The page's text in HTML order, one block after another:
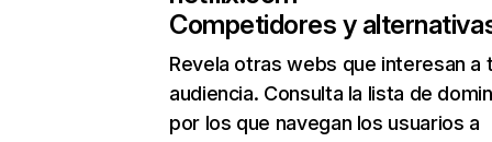
Competidores y
Revela otras webs que interesan a
audiencia. Consulta la lista de
por los que navegan los usuarios a